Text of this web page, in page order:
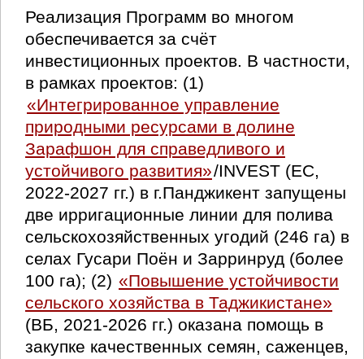
Реализация Программ во многом
обеспечивается за счёт
инвестиционных проектов. В частности,
в рамках проектов: (1)
«Интегрированное управление
природными ресурсами в долине
Зарафшон для справедливого и
устойчивого развития»/INVEST (ЕС,
2022-2027 гг.) в г.Панджикент запущены
две ирригационные линии для полива
сельскохозяйственных угодий (246 га) в
селах Гусари Поён и Зарринруд (более
100 га); (2) «Повышение устойчивости
сельского хозяйства в Таджикистане»
(ВБ, 2021-2026 гг.) оказана помощь в
закупке качественных семян, саженцев,